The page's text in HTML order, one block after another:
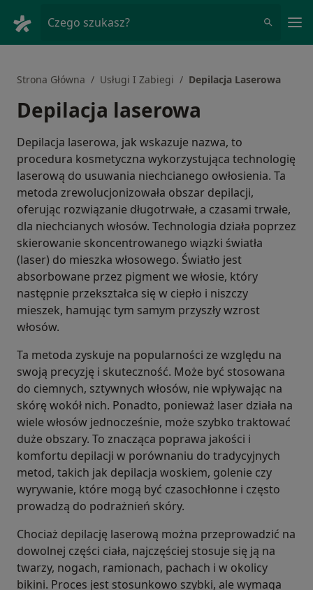
Czego szukasz?
Strona Główna Usługi I Zabiegi Depilacja Laserowa
Depilacja laserowa
Depilacja laserowa, jak wskazuje nazwa, to
procedura kosmetyczna wykorzystująca technologię
laserową do usuwania niechcianego owłosienia. Ta
metoda zrewolucjonizowała obszar depilacji,
oferując rozwiązanie długotrwałe, a czasami trwałe,
dla niechcianych włosów. Technologia działa poprzez
skierowanie skoncentrowanego wiązki światła
(laser) do mieszka włosowego. Światło jest
absorbowane przez pigment we włosie, który
następnie przekształca się w ciepło i niszczy
mieszek, hamując tym samym przyszły wzrost
włosów.
Ta metoda zyskuje na popularności ze względu na
swoją precyzję i skuteczność. Może być stosowana
do ciemnych, sztywnych włosów, nie wpływając na
skórę wokół nich. Ponadto, ponieważ laser działa na
wiele włosów jednocześnie, może szybko traktować
duże obszary. To znacząca poprawa jakości i
komfortu depilacji w porównaniu do tradycyjnych
metod, takich jak depilacja woskiem, golenie czy
wyrywanie, które mogą być czasochłonne i często
prowadzą do podrażnień skóry.
Chociaż depilację laserową można przeprowadzić na
dowolnej części ciała, najczęściej stosuje się ją na
twarzy, nogach, ramionach, pachach i w okolicy
bikini. Proces jest stosunkowo szybki, ale wymaga